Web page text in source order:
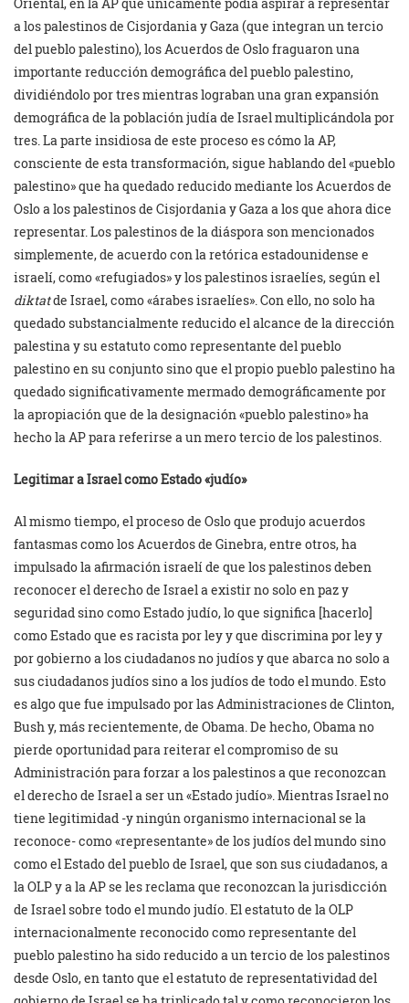
a los palestinos de Cisjordania y Gaza (que integran un tercio
del pueblo palestino), los Acuerdos de Oslo fraguaron una
importante reducción demográfica del pueblo palestino,
dividiéndolo por tres mientras lograban una gran expansión
demográfica de la población judía de Israel multiplicándola por
tres. La parte insidiosa de este proceso es cómo la AP,
consciente de esta transformación, sigue hablando del «pueblo
palestino» que ha quedado reducido mediante los Acuerdos de
Oslo a los palestinos de Cisjordania y Gaza a los que ahora dice
representar. Los palestinos de la diáspora son mencionados
simplemente, de acuerdo con la retórica estadounidense e
israelí, como «refugiados» y los palestinos israelíes, según el
diktatde Israel, como «árabes israelíes». Con ello, no solo ha
quedado substancialmente reducido el alcance de la dirección
palestina y su estatuto como representante del pueblo
palestino en su conjunto sino que el propio pueblo palestino ha
quedado significativamente mermado demográficamente por
la apropiación que de la designación «pueblo palestino» ha
hecho la AP para referirse a un mero tercio de los palestinos.
Legitimar a Israel como Estado «judío»
Al mismo tiempo, el proceso de Oslo que produjo acuerdos
fantasmas como los Acuerdos de Ginebra, entre otros, ha
impulsado la afirmación israelí de que los palestinos deben
reconocer el derecho de Israel a existir no solo en paz y
seguridad sino como Estado judío, lo que significa [hacerlo]
como Estado que es racista por ley y que discrimina por ley y
por gobierno a los ciudadanos no judíos y que abarca no solo a
sus ciudadanos judíos sino a los judíos de todo el mundo. Esto
es algo que fue impulsado por las Administraciones de Clinton,
Bush y, más recientemente, de Obama. De hecho, Obama no
pierde oportunidad para reiterar el compromiso de su
Administración para forzar a los palestinos a que reconozcan
el derecho de Israel a ser un «Estado judío». Mientras Israel no
tiene legitimidad -y ningún organismo internacional se la
reconoce- como «representante» de los judíos del mundo sino
como el Estado del pueblo de Israel, que son sus ciudadanos, a
la OLP y a la AP se les reclama que reconozcan la jurisdicción
de Israel sobre todo el mundo judío. El estatuto de la OLP
internacionalmente reconocido como representante del
pueblo palestino ha sido reducido a un tercio de los palestinos
desde Oslo, en tanto que el estatuto de representatividad del